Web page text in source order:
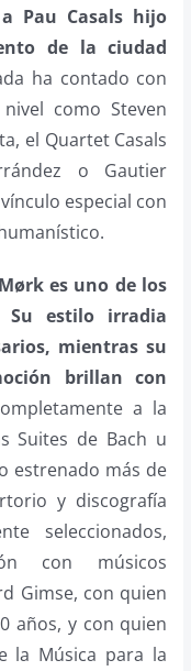
Pau Casals hijo
de la ciudad
ha contado con
como Steven
el Quartet Casals
o Gautier
especial con
es uno de los
Su estilo irradia
mientras su
brillan con
a la
Suites de Bach u
estrenado más de
y discografía
seleccionados,
con músicos
Gimse, con quien
años, y con quien
la Música para la